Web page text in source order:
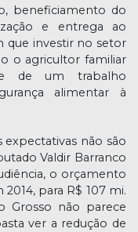
beneficiamento do
e entrega ao
que investir no setor
o agricultor familiar
de um trabalho
alimentar à
expectativas não são
Valdir Barranco
o orçamento
para R$ 107 mi.
Grosso não parece
ver a redução de